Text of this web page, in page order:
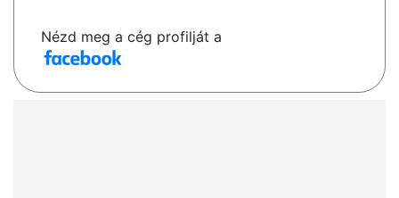
Nézd meg a cég profilját a